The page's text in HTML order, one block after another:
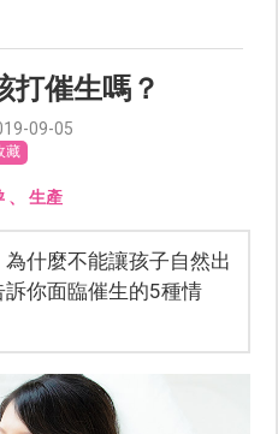
打催生嗎？
09-05
藏
、 生產
什麼不能讓孩子自然出
你面臨催生的5種情